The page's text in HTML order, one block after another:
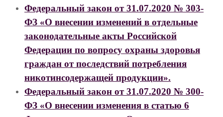
Федеральный закон от 31.07.2020 № 303-
ФЗ «О внесении изменений в отдельные
законодательные акты Российской
Федерации по вопросу охраны здоровья
граждан от последствий потребления
никотинсодержащей продукции».
Федеральный закон от 31.07.2020 № 300-
ФЗ «О внесении изменения в статью 6